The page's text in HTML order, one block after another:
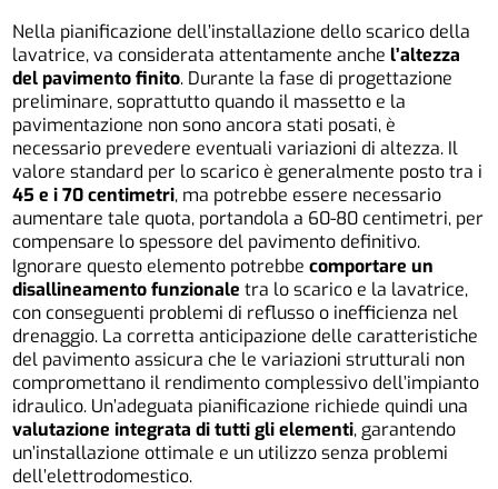
Nella pianificazione dell’installazione dello scarico della
lavatrice, va considerata attentamente anchel’altezza
del pavimento finito. Durante la fase di progettazione
preliminare, soprattutto quando il massetto e la
pavimentazione non sono ancora stati posati, è
necessario prevedere eventuali variazioni di altezza. Il
valore standard per lo scarico è generalmente posto tra i
45 e i 70 centimetri, ma potrebbe essere necessario
aumentare tale quota, portandola a 60-80 centimetri, per
compensare lo spessore del pavimento definitivo.
Ignorare questo elemento potrebbecomportare un
disallineamento funzionaletra lo scarico e la lavatrice,
con conseguenti problemi di reflusso o inefficienza nel
drenaggio. La corretta anticipazione delle caratteristiche
del pavimento assicura che le variazioni strutturali non
compromettano il rendimento complessivo dell’impianto
idraulico. Un’adeguata pianificazione richiede quindi una
valutazione integrata di tutti gli elementi, garantendo
un’installazione ottimale e un utilizzo senza problemi
dell’elettrodomestico.